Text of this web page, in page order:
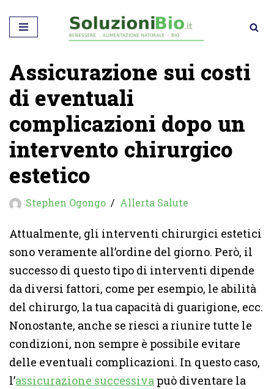
Vai
contenuto
Assicurazione sui costi
di eventuali
complicazioni dopo un
intervento chirurgico
estetico
Stephen Ogongo Allerta Salute
Attualmente, gli interventi chirurgici estetici
sono veramente all’ordine del giorno. Però, il
successo di questo tipo di interventi dipende
da diversi fattori, come per esempio, le abilità
del chirurgo, la tua capacità di guarigione, ecc.
Nonostante, anche se riesci a riunire tutte le
condizioni, non sempre è possibile evitare
delle eventuali complicazioni. In questo caso,
l’assicurazione successiva può diventare la